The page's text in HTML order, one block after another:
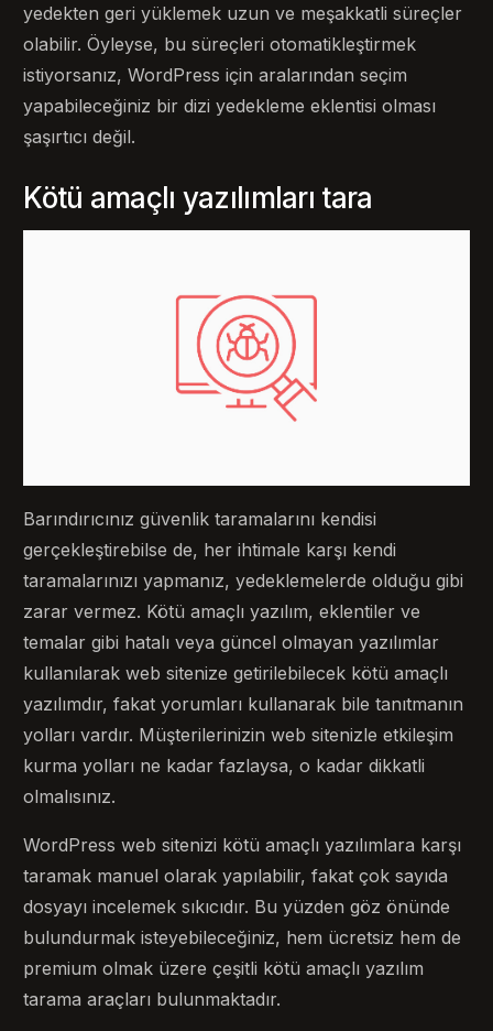
yedekten geri yüklemek uzun ve meşakkatli süreçler
olabilir. Öyleyse, bu süreçleri otomatikleştirmek
istiyorsanız, WordPress için aralarından seçim
yapabileceğiniz bir dizi yedekleme eklentisi olması
şaşırtıcı değil.
Kötü amaçlı yazılımları tara
Barındırıcınız güvenlik taramalarını kendisi
gerçekleştirebilse de, her ihtimale karşı kendi
taramalarınızı yapmanız, yedeklemelerde olduğu gibi
zarar vermez. Kötü amaçlı yazılım, eklentiler ve
temalar gibi hatalı veya güncel olmayan yazılımlar
kullanılarak web sitenize getirilebilecek kötü amaçlı
yazılımdır, fakat yorumları kullanarak bile tanıtmanın
yolları vardır. Müşterilerinizin web sitenizle etkileşim
kurma yolları ne kadar fazlaysa, o kadar dikkatli
olmalısınız.
WordPress web sitenizi kötü amaçlı yazılımlara karşı
taramak manuel olarak yapılabilir, fakat çok sayıda
dosyayı incelemek sıkıcıdır. Bu yüzden göz önünde
bulundurmak isteyebileceğiniz, hem ücretsiz hem de
premium olmak üzere çeşitli kötü amaçlı yazılım
tarama araçları bulunmaktadır.